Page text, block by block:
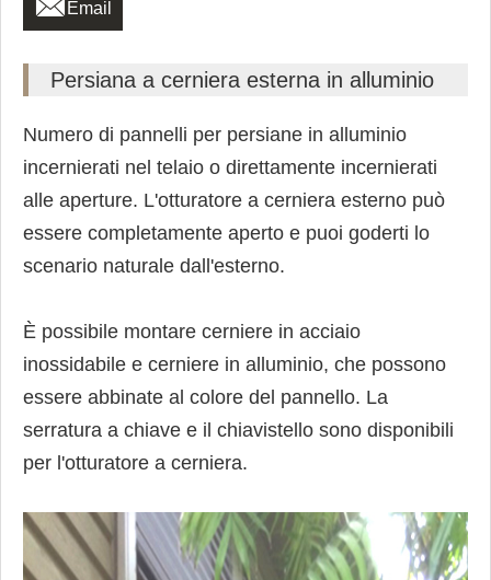
Email
Persiana a cerniera esterna in alluminio
Numero di pannelli per persiane in alluminio
incernierati nel telaio o direttamente incernierati
alle aperture. L'otturatore a cerniera esterno può
essere completamente aperto e puoi goderti lo
scenario naturale dall'esterno.
È possibile montare cerniere in acciaio
inossidabile e cerniere in alluminio, che possono
essere abbinate al colore del pannello. La
serratura a chiave e il chiavistello sono disponibili
per l'otturatore a cerniera.